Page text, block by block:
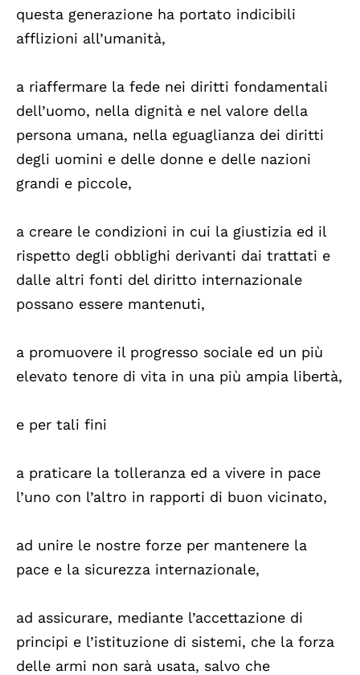
questa generazione ha portato indicibili
afflizioni all’umanità,
a riaffermare la fede nei diritti fondamentali
dell’uomo, nella dignità e nel valore della
persona umana, nella eguaglianza dei diritti
degli uomini e delle donne e delle nazioni
grandi e piccole,
a creare le condizioni in cui la giustizia ed il
rispetto degli obblighi derivanti dai trattati e
dalle altri fonti del diritto internazionale
possano essere mantenuti,
a promuovere il progresso sociale ed un più
elevato tenore di vita in una più ampia libertà,
e per tali fini
a praticare la tolleranza ed a vivere in pace
l’uno con l’altro in rapporti di buon vicinato,
ad unire le nostre forze per mantenere la
pace e la sicurezza internazionale,
ad assicurare, mediante l’accettazione di
principi e l’istituzione di sistemi, che la forza
delle armi non sarà usata, salvo che